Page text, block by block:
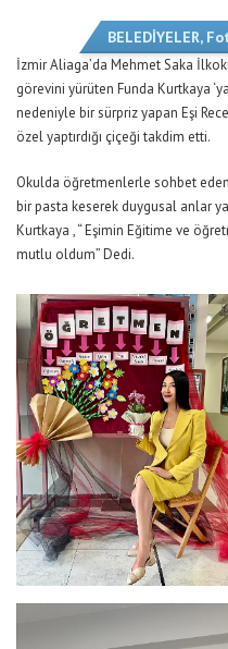
BELEDİYELER,
İzmir Aliaga’da Mehmet Saka
görevini yürüten Funda Kurtkaya
nedeniyle bir sürpriz yapan Eşi
özel yaptırdığı çiçeği takdim etti.
Okulda öğretmenlerle sohbet
bir pasta keserek duygusal anlar
Kurtkaya , “ Eşimin Eğitime ve
mutlu oldum” Dedi.